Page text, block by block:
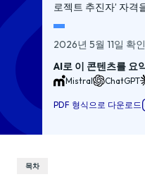
로젝트 추진자’ 자격
2026년 5월 11일 확
AI로 이 콘텐츠를 요
Mistral ChatGPT
PDF 형식으로 다운로드
목차